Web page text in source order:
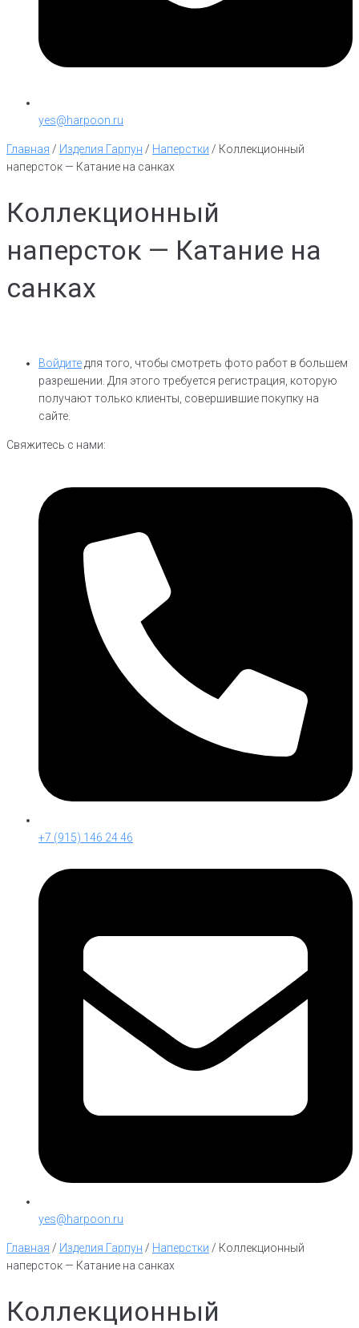
yes@harpoon.ru
Главная / Изделия Гарпун / Наперстки / Коллекционный
наперсток — Катание на санках
Коллекционный
наперсток — Катание на
санках
Войдите для того, чтобы смотреть фото работ в большем
разрешении. Для этого требуется регистрация, которую
получают только клиенты, совершившие покупку на
сайте.
Свяжитесь с нами:
+7 (915) 146 24 46
yes@harpoon.ru
Главная / Изделия Гарпун / Наперстки / Коллекционный
наперсток — Катание на санках
Коллекционный